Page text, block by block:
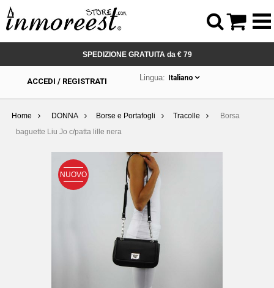
SPEDIZIONE GRATUITA da € 79
ACCEDI / REGISTRATI Lingua: Italiano
Home DONNA Borse e Portafogli Tracolle
Borsa
baguette Liu Jo c/patta lille nera
NUOVO
 